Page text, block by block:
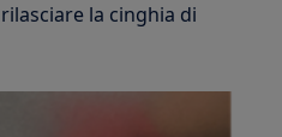
la cinghia di